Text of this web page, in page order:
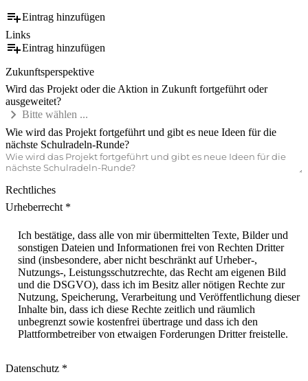
playlist_addEintrag hinzufügen
Links
playlist_addEintrag hinzufügen
Zukunftsperspektive
Wird das Projekt oder die Aktion in Zukunft fortgeführt oder
ausgeweitet?
chevron_right Bitte wählen ...
Wie wird das Projekt fortgeführt und gibt es neue Ideen für die
nächste Schulradeln-Runde?
Rechtliches
Urheberrecht
Ich bestätige, dass alle von mir übermittelten Texte, Bilder und
sonstigen Dateien und Informationen frei von Rechten Dritter
sind (insbesondere, aber nicht beschränkt auf Urheber-,
Nutzungs-, Leistungsschutzrechte, das Recht am eigenen Bild
und die DSGVO), dass ich im Besitz aller nötigen Rechte zur
Nutzung, Speicherung, Verarbeitung und Veröffentlichung dieser
Inhalte bin, dass ich diese Rechte zeitlich und räumlich
unbegrenzt sowie kostenfrei übertrage und dass ich den
Plattformbetreiber von etwaigen Forderungen Dritter freistelle.
Datenschutz